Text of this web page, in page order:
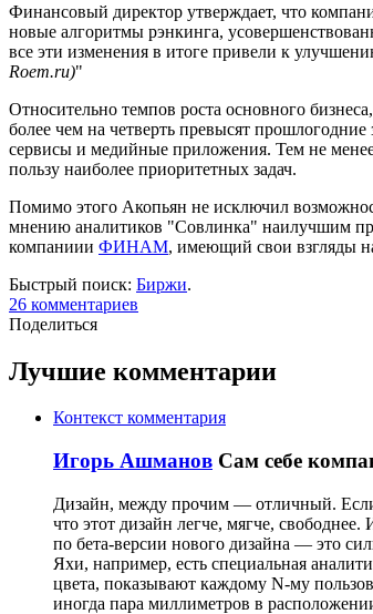
Финансовый директор утверждает, что
новые алгоритмы рэнкинга,
все эти изменения в итоге привели к
Roem.ru)"
Относительно темпов роста основного
более чем на четверть превысят
сервисы и медийные приложения. Тем не менее,
пользу наиболее приоритетных задач.
Помимо этого Акопьян не исключил
мнению аналитиков "Совлинка" наилучшим
компаниии ФИНАМ, имеющий свои взгляды
Быстрый поиск: Биржи.
26 комментариев
Поделиться
Лучшие комментарии
Контекст комментария
Игорь Ашманов Сам себе
Дизайн, между прочим — отличный. Если
что этот дизайн легче, мягче,
по бета-версии нового дизайна — это
Яхи, например, есть специальная
цвета, показывают каждому N-му
иногда пара миллиметров в